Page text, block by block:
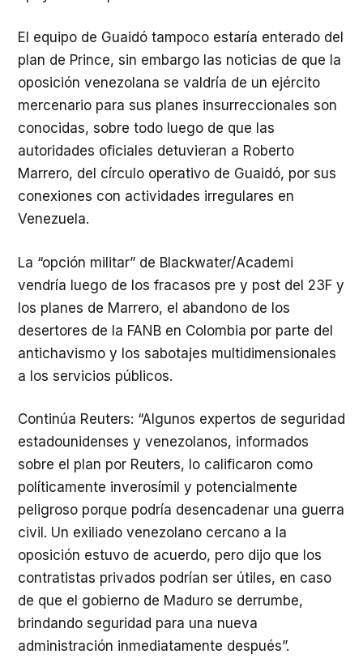
El equipo de Guaidó tampoco estaría enterado del
plan de Prince, sin embargo las noticias de que la
oposición venezolana se valdría de un ejército
mercenario para sus planes insurreccionales son
conocidas, sobre todo luego de que las
autoridades oficiales detuvieran a Roberto
Marrero, del círculo operativo de Guaidó, por sus
conexiones con actividades irregulares en
Venezuela.
La “opción militar” de Blackwater/Academi
vendría luego de los fracasos pre y post del 23F y
los planes de Marrero, el abandono de los
desertores de la FANB en Colombia por parte del
antichavismo y los sabotajes multidimensionales
a los servicios públicos.
Continúa Reuters: “Algunos expertos de seguridad
estadounidenses y venezolanos, informados
sobre el plan por Reuters, lo calificaron como
políticamente inverosímil y potencialmente
peligroso porque podría desencadenar una guerra
civil. Un exiliado venezolano cercano a la
oposición estuvo de acuerdo, pero dijo que los
contratistas privados podrían ser útiles, en caso
de que el gobierno de Maduro se derrumbe,
brindando seguridad para una nueva
administración inmediatamente después”.